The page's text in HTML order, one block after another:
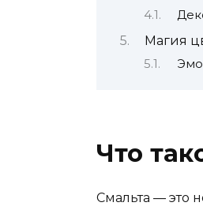
Магия
Что
Смальта — это